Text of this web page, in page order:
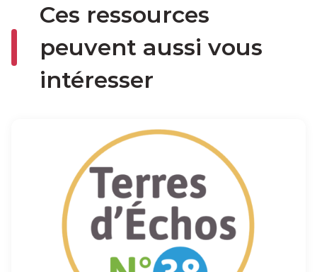
Ces ressources
peuvent aussi vous
intéresser